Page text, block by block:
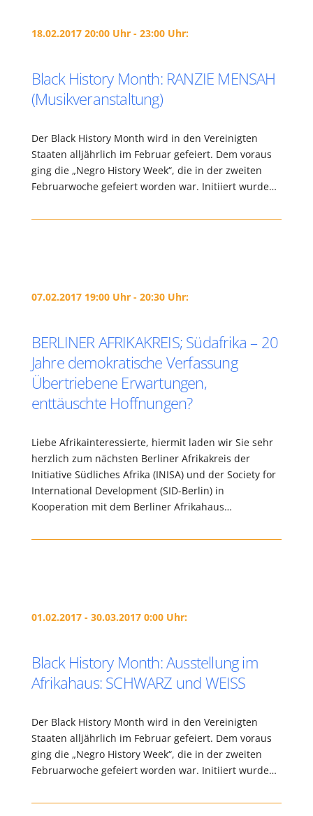
18.02.2017 20:00 Uhr - 23:00 Uhr:
Black History Month: RANZIE MENSAH
(Musikveranstaltung)
Der Black History Month wird in den Vereinigten
Staaten alljährlich im Februar gefeiert. Dem voraus
ging die „Negro History Week“, die in der zweiten
Februarwoche gefeiert worden war. Initiiert wurde…
07.02.2017 19:00 Uhr - 20:30 Uhr:
BERLINER AFRIKAKREIS; Südafrika – 20
Jahre demokratische Verfassung
Übertriebene Erwartungen,
enttäuschte Hoffnungen?
Liebe Afrikainteressierte, hiermit laden wir Sie sehr
herzlich zum nächsten Berliner Afrikakreis der
Initiative Südliches Afrika (INISA) und der Society for
International Development (SID-Berlin) in
Kooperation mit dem Berliner Afrikahaus…
01.02.2017 - 30.03.2017 0:00 Uhr:
Black History Month: Ausstellung im
Afrikahaus: SCHWARZ und WEISS
Der Black History Month wird in den Vereinigten
Staaten alljährlich im Februar gefeiert. Dem voraus
ging die „Negro History Week“, die in der zweiten
Februarwoche gefeiert worden war. Initiiert wurde…